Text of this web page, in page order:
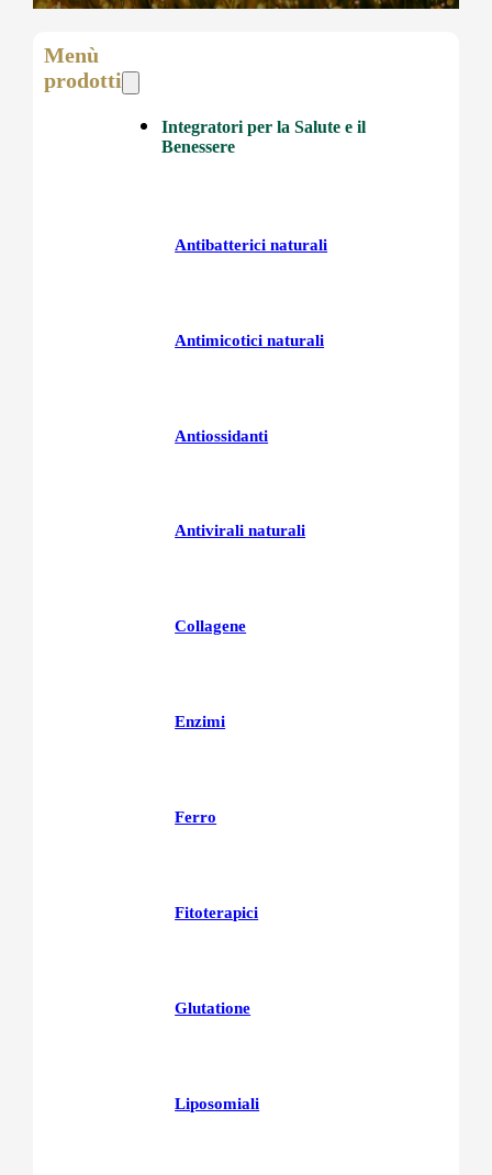
Menù
prodotti
Integratori per la Salute e il
Benessere
Antibatterici naturali
Antimicotici naturali
Antiossidanti
Antivirali naturali
Collagene
Enzimi
Ferro
Fitoterapici
Glutatione
Liposomiali